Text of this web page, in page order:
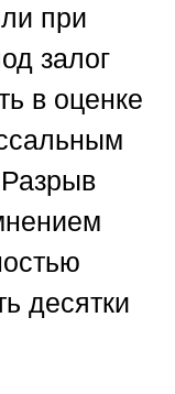
при
залог
в оценке
десятки